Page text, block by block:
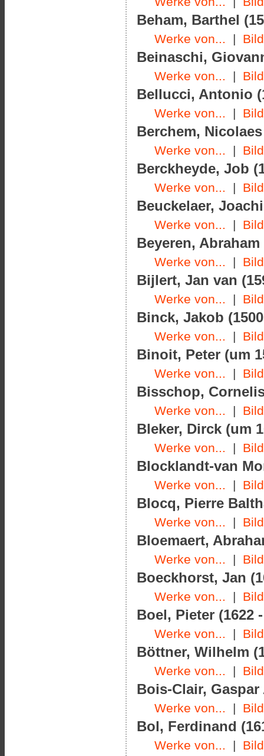
Beham, Barthel
Werke von... |
Beinaschi,
Werke von... |
Bellucci, Antonio
Werke von... |
Berchem, Nicolaes
Werke von... |
Berckheyde, Job
Werke von... |
Beuckelaer,
Werke von... |
Beyeren, Abraham
Werke von... |
Bijlert, Jan van
Werke von... |
Binck, Jakob
Werke von... |
Binoit, Peter (um
Werke von... |
Bisschop,
Werke von... |
Bleker, Dirck (um
Werke von... |
Blocklandt-van
Werke von... |
Blocq, Pierre
Werke von... |
Bloemaert,
Werke von... |
Boeckhorst, Jan
Werke von... |
Boel, Pieter (1622
Werke von... |
Böttner, Wilhelm
Werke von... |
Bois-Clair, Gaspar
Werke von... |
Bol, Ferdinand
Werke von... |